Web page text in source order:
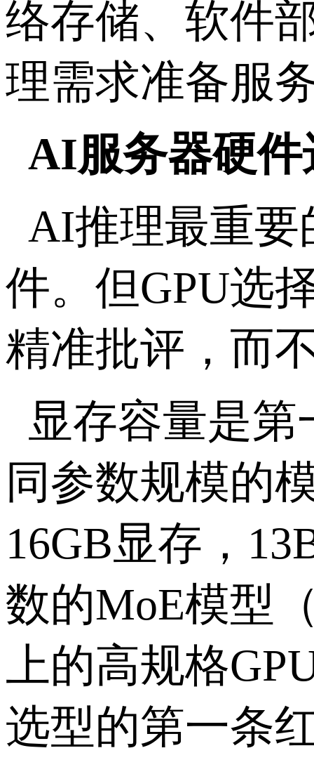
络存储、软件
理需求准备服
AI服务器硬
AI推理最重
件。但GPU选
精准批评，而
显存容量是
同参数规模的
16GB显存，
数的MoE模型
上的高规格
选型的第一条